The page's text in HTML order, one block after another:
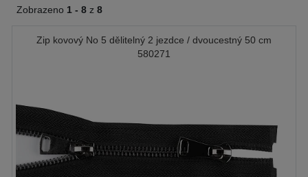
Zobrazeno 1 - 8 z 8
Zip kovový No 5 dělitelný 2 jezdce / dvoucestný 50 cm
580271